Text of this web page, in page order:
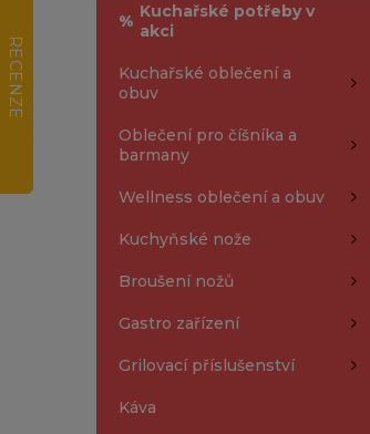
% Kuchařské potřeby v
akci
Kuchařské oblečení a
obuv
Oblečení pro číšníka a
barmany
Wellness oblečení a obuv
Kuchyňské nože
Broušení nožů
Gastro zařízení
Grilovací příslušenství
Káva
RECENZE